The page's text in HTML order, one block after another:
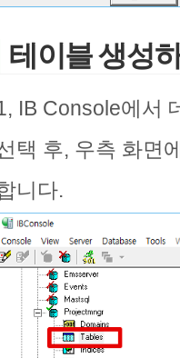
테이블 생성
IB Console에서
택 후, 우측 화면
니다.